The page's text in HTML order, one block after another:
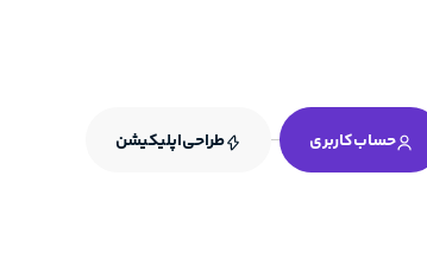
حساب‌کاربری طراحی‌اپلیکیشن